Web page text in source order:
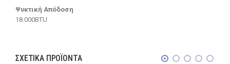
Ψυκτική Απόδοση
18.000BTU
ΣΧΕΤΙΚΆ ΠΡΟΪΌΝΤΑ